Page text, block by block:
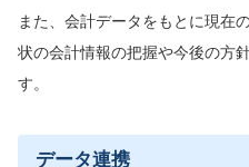
また、会計データをもとに現在
状の会計情報の把握や今後の方
す。
データ連携